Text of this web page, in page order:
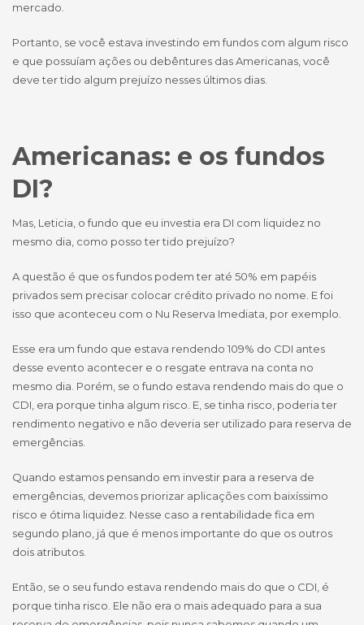
mercado.
Portanto, se você estava investindo em fundos com algum risco
e que possuíam ações ou debêntures das Americanas, você
deve ter tido algum prejuízo nesses últimos dias.
Americanas: e os fundos
DI?
Mas, Leticia, o fundo que eu investia era DI com liquidez no
mesmo dia, como posso ter tido prejuízo?
A questão é que os fundos podem ter até 50% em papéis
privados sem precisar colocar crédito privado no nome. E foi
isso que aconteceu com o Nu Reserva Imediata, por exemplo.
Esse era um fundo que estava rendendo 109% do CDI antes
desse evento acontecer e o resgate entrava na conta no
mesmo dia. Porém, se o fundo estava rendendo mais do que o
CDI, era porque tinha algum risco. E, se tinha risco, poderia ter
rendimento negativo e não deveria ser utilizado para reserva de
emergências.
Quando estamos pensando em investir para a reserva de
emergências, devemos priorizar aplicações com baixíssimo
risco e ótima liquidez. Nesse caso a rentabilidade fica em
segundo plano, já que é menos importante do que os outros
dois atributos.
Então, se o seu fundo estava rendendo mais do que o CDI, é
porque tinha risco. Ele não era o mais adequado para a sua